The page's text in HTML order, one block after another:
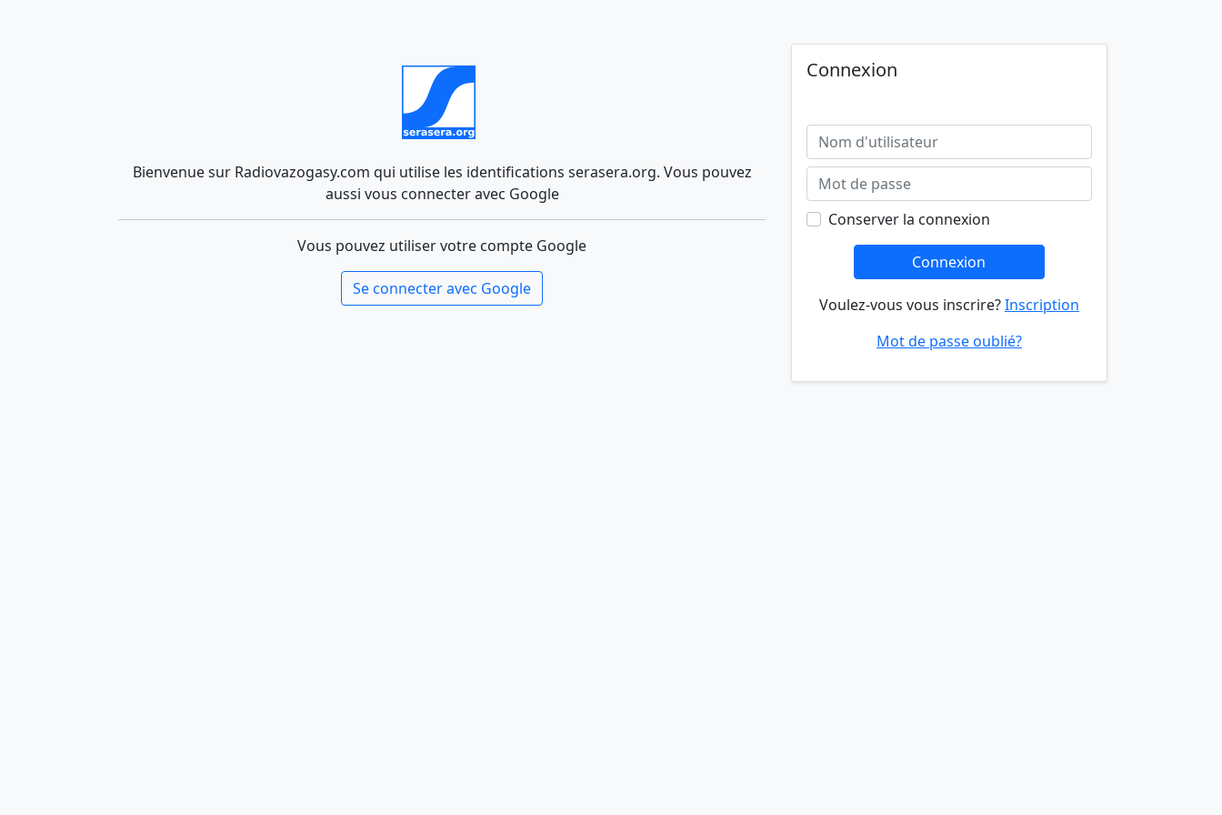
Bienvenue sur Radiovazogasy.com qui utilise les identifications serasera.org. Vous pouvez
aussi vous connecter avec Google
Vous pouvez utiliser votre compte Google
Se connecter avec Google
Connexion
Conserver la connexion
Connexion
Voulez-vous vous inscrire?Inscription
Mot de passe oublié?